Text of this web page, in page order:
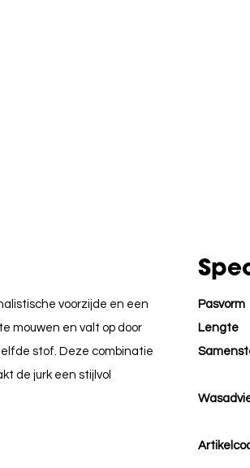
voorzijde en een
mouwen en valt op door
stof. Deze combinatie
de jurk een stijlvol
Pasvorm
Lengte